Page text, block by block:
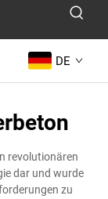
DE
revolutionären
dar und wurde
zu